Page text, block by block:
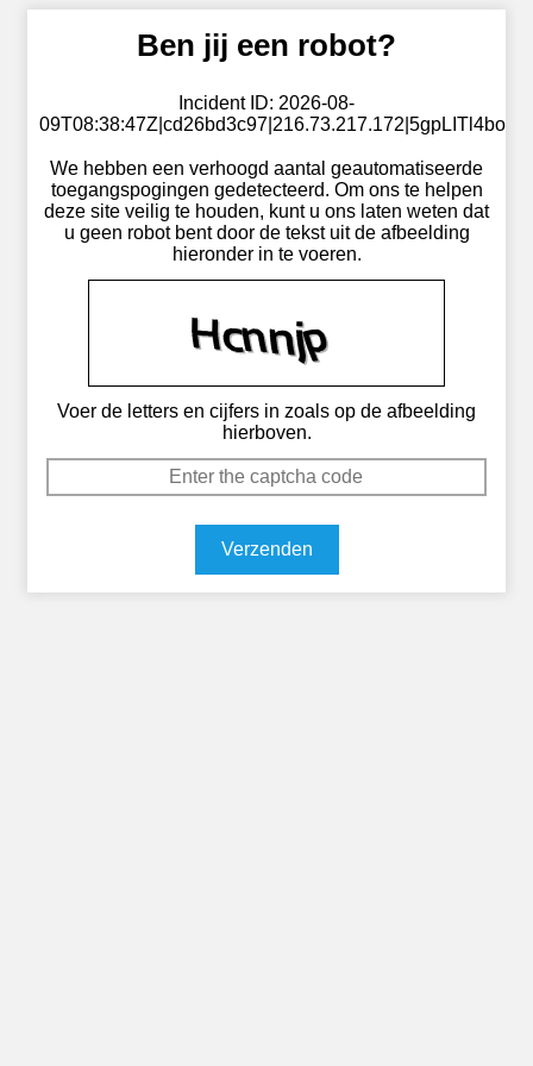
Ben jij een robot?
Incident ID: 2026-08-
09T08:38:47Z|cd26bd3c97|216.73.217.172|5gpLITl4bo
We hebben een verhoogd aantal geautomatiseerde
toegangspogingen gedetecteerd. Om ons te helpen
deze site veilig te houden, kunt u ons laten weten dat
u geen robot bent door de tekst uit de afbeelding
hieronder in te voeren.
Voer de letters en cijfers in zoals op de afbeelding
hierboven.